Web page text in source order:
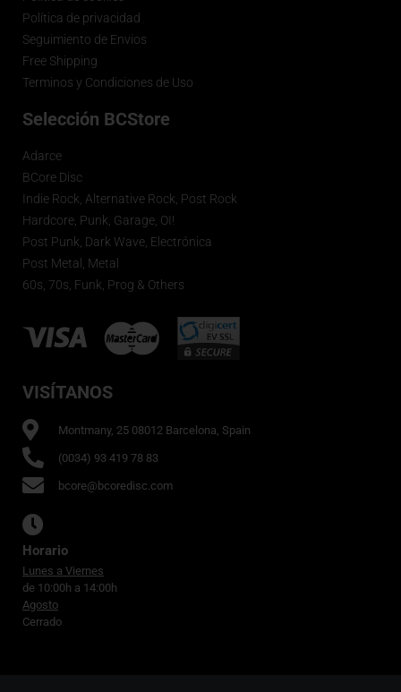
Política de privacidad
Seguimiento de Envios
Free Shipping
Terminos y Condiciones de Uso
Selección BCStore
Adarce
BCore Disc
Indie Rock, Alternative Rock, Post Rock
Hardcore, Punk, Garage, OI!
Post Punk, Dark Wave, Electrónica
Post Metal, Metal
60s, 70s, Funk, Prog & Others
VISÍTANOS
Montmany, 25 08012 Barcelona, Spain
(0034) 93 419 78 83
bcore@bcoredisc.com
Horario
Lunes a Viernes
de 10:00h a 14:00h
Agosto
Cerrado